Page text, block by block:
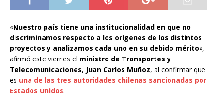
«Nuestro país tiene una institucionalidad en que no
discriminamos respecto a los orígenes de los distintos
proyectos y analizamos cada uno en su debido mérito«,
afirmó este viernes el ministro de Transportes y
Telecomunicaciones, Juan Carlos Muñoz, al confirmar que
es una de las tres autoridades chilenas sancionadas por
Estados Unidos.